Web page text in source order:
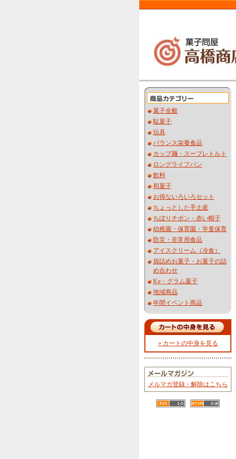
菓子全般
駄菓子
玩具
バランス栄養食品
カップ麺・スープレトルト
ロングライフパン
飲料
和菓子
お得ないろいろセット
ちょっとした手土産
ちぼりチボン・赤い帽子
幼稚園・保育園・学童保育
防災・非常用食品
アイスクリーム（冷食）
袋詰めお菓子・お菓子の詰
め合わせ
Kg・グラム菓子
地域商品
年間イベント商品
» カートの中身を見る
メルマガ登録・解除はこちら